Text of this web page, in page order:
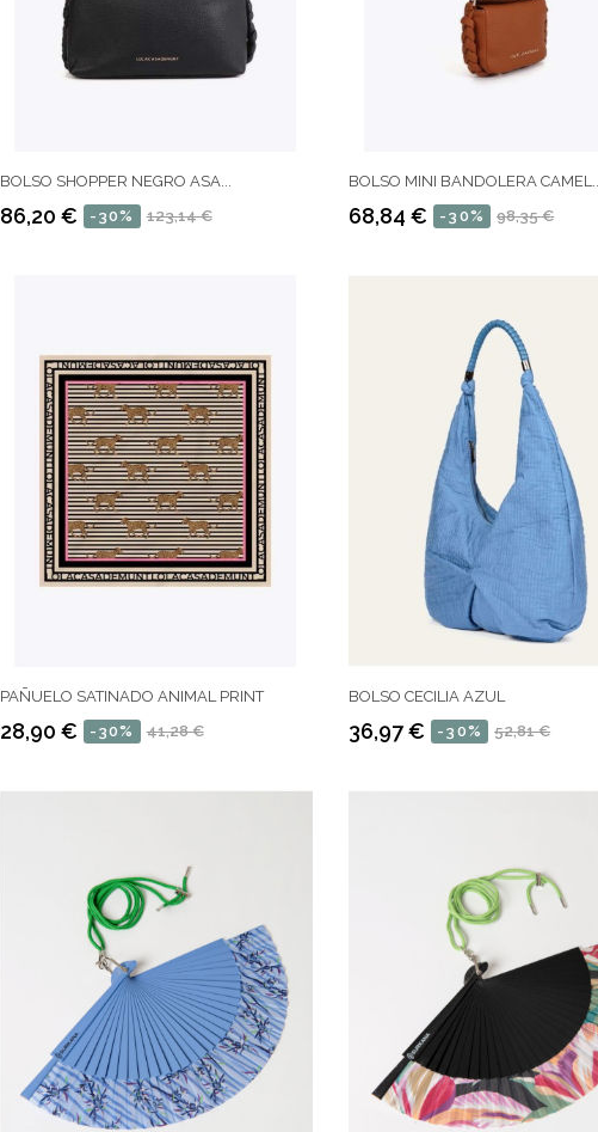
BOLSO SHOPPER NEGRO ASA...
Precio
123,14 €
-30%
Precio
86,20 €
BOLSO MINI BANDOLERA
Precio
98,35 €
-30%
Precio
68,84 €
PAÑUELO SATINADO ANIMAL PRINT
Precio
41,28 €
-30%
Precio
28,90 €
BOLSO CECILIA AZUL
Precio
52,81 €
-30%
Precio
36,97 €